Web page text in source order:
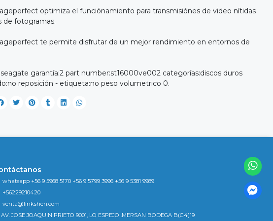
optimiza el funciónamiento para transmisiónes de video nítidas
de fotogramas.
te permite disfrutar de un mejor rendimiento en entornos de
garantía:2 part number:st16000ve002 categorías:discos duros
reposición - etiqueta:no peso volumetrico 0.
whatsapp +56 9 5968 5170 +56 9 5799 3996 +56 9 5381 9989
+56229210420
venta@linkshen.com
AV. JOSE JOAQUIN PRIETO 9001, LO ESPEJO .MERSAN BODEGA B(G4)19